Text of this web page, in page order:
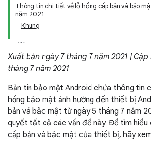
Thông tin chi tiết về lỗ hổng cấp bản vá bảo
năm 2021
Khung
Xuất bản ngày 7 tháng 7 năm 2021 | Cập
tháng 7 năm 2021
Bản tin bảo mật Android chứa thông tin
hổng bảo mật ảnh hưởng đến thiết bị
bản vá bảo mật từ ngày 5 tháng 7 năm
quyết tất cả các vấn đề này. Để tìm hiểu
cấp bản vá bảo mật của thiết bị, hãy